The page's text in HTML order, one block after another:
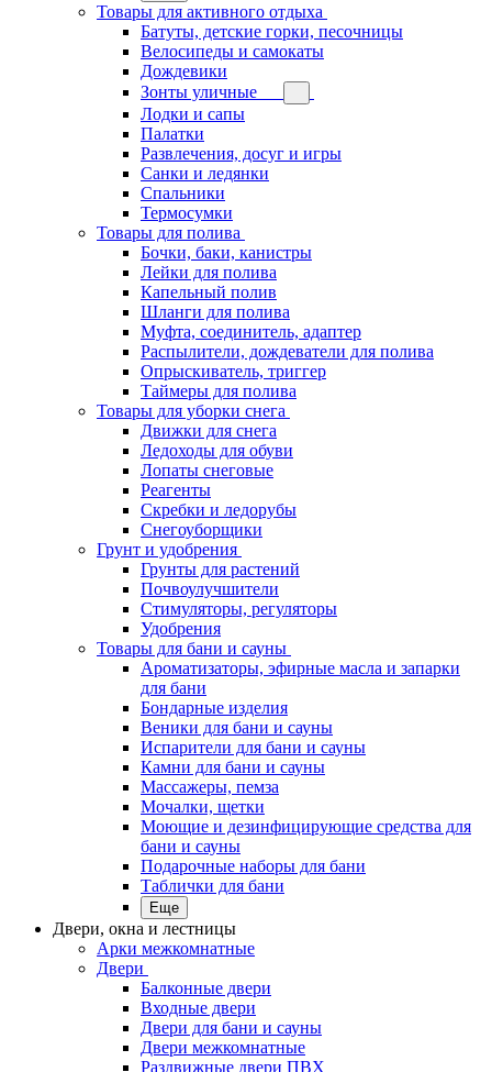
Товары для активного отдыха
Батуты, детские горки, песочницы
Велосипеды и самокаты
Дождевики
Зонты уличные
Лодки и сапы
Палатки
Развлечения, досуг и игры
Санки и ледянки
Спальники
Термосумки
Товары для полива
Бочки, баки, канистры
Лейки для полива
Капельный полив
Шланги для полива
Муфта, соединитель, адаптер
Распылители, дождеватели для полива
Опрыскиватель, триггер
Таймеры для полива
Товары для уборки снега
Движки для снега
Ледоходы для обуви
Лопаты снеговые
Реагенты
Скребки и ледорубы
Снегоуборщики
Грунт и удобрения
Грунты для растений
Почвоулучшители
Стимуляторы, регуляторы
Удобрения
Товары для бани и сауны
Ароматизаторы, эфирные масла и запарки
для бани
Бондарные изделия
Веники для бани и сауны
Испарители для бани и сауны
Камни для бани и сауны
Массажеры, пемза
Мочалки, щетки
Моющие и дезинфицирующие средства для
бани и сауны
Подарочные наборы для бани
Таблички для бани
Еще
Двери, окна и лестницы
Арки межкомнатные
Двери
Балконные двери
Входные двери
Двери для бани и сауны
Двери межкомнатные
Раздвижные двери ПВХ